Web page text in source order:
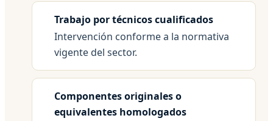
Trabajo por técnicos cualificados
Intervención conforme a la normativa
vigente del sector.
Componentes originales o
equivalentes homologados